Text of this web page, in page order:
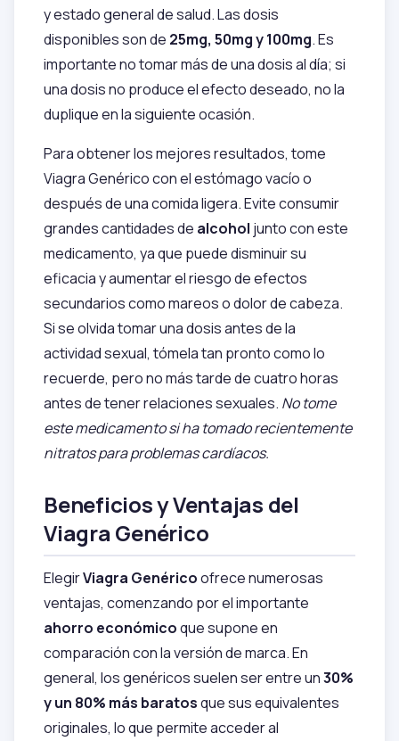
y estado general de salud. Las dosis
disponibles son de 25mg, 50mg y 100mg. Es
importante no tomar más de una dosis al día; si
una dosis no produce el efecto deseado, no la
duplique en la siguiente ocasión.
Para obtener los mejores resultados, tome
Viagra Genérico con el estómago vacío o
después de una comida ligera. Evite consumir
grandes cantidades de alcohol junto con este
medicamento, ya que puede disminuir su
eficacia y aumentar el riesgo de efectos
secundarios como mareos o dolor de cabeza.
Si se olvida tomar una dosis antes de la
actividad sexual, tómela tan pronto como lo
recuerde, pero no más tarde de cuatro horas
antes de tener relaciones sexuales. No tome
este medicamento si ha tomado recientemente
nitratos para problemas cardíacos.
Beneficios y Ventajas del
Viagra Genérico
ElegirViagra Genéricoofrece numerosas
ventajas, comenzando por el importante
ahorro económicoque supone en
comparación con la versión de marca. En
general, los genéricos suelen ser entre un30%
y un 80% más baratosque sus equivalentes
originales, lo que permite acceder al